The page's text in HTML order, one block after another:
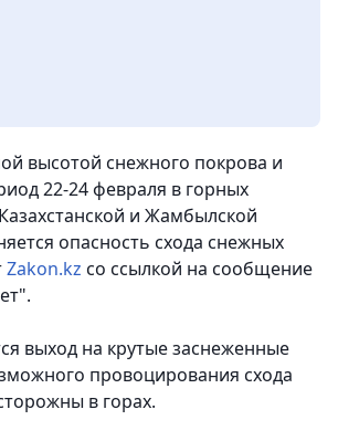
высотой снежного покрова и
22-24 февраля в горных
и Жамбылской
опасность схода снежных
Zakon.kz со ссылкой на сообщение
выход на крутые заснеженные
провоцирования схода
в горах.